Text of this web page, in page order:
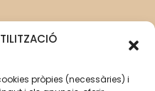
pròpies (necessàries) i